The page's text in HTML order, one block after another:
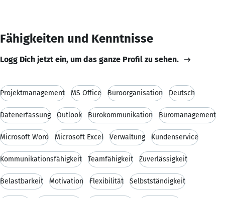
Fähigkeiten und Kenntnisse
Logg Dich jetzt ein, um das ganze Profil zu sehen.
Projektmanagement MS Office Büroorganisation Deutsch
Datenerfassung Outlook Bürokommunikation Büromanagement
Microsoft Word Microsoft Excel Verwaltung Kundenservice
Kommunikationsfähigkeit Teamfähigkeit Zuverlässigkeit
Belastbarkeit Motivation Flexibilität Selbstständigkeit